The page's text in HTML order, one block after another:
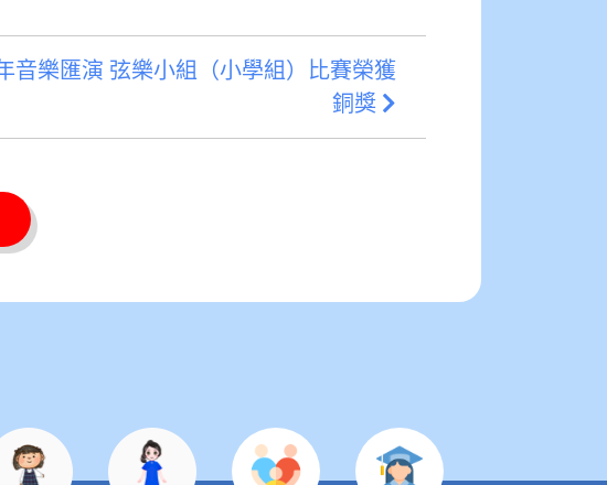
音樂匯演 弦樂小組（小學組）比賽榮獲
銅獎